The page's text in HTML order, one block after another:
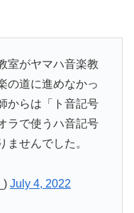
室がヤマハ音楽教
の道に進めなかっ
からは「ト音記号
ラで使うハ音記号
ませんでした。
July 4, 2022